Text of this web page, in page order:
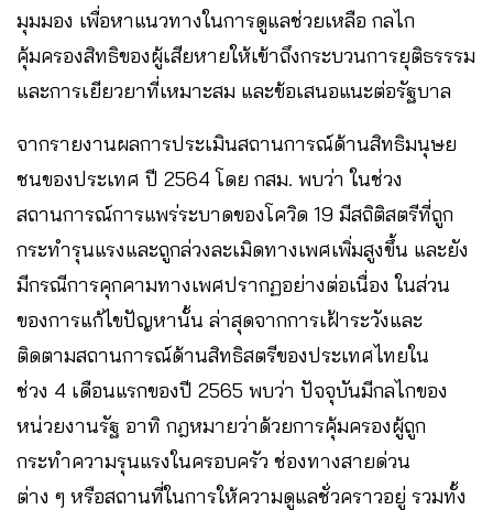
มุมมอง เพื่อหาแนวทางในการดูแลช่วยเหลือ กลไก
คุ้มครองสิทธิของผู้เสียหายให้เข้าถึงกระบวนการยุติธรรรม
และการเยียวยาที่เหมาะสม และข้อเสนอแนะต่อรัฐบาล
จากรายงานผลการประเมินสถานการณ์ด้านสิทธิมนุษย
ชนของประเทศ ปี 2564 โดย กสม. พบว่า ในช่วง
สถานการณ์การแพร่ระบาดของโควิด 19 มีสถิติสตรีที่ถูก
กระทำรุนแรงและถูกล่วงละเมิดทางเพศเพิ่มสูงขึ้น และยัง
มีกรณีการคุกคามทางเพศปรากฏอย่างต่อเนื่อง ในส่วน
ของการแก้ไขปัญหานั้น ล่าสุดจากการเฝ้าระวังและ
ติดตามสถานการณ์ด้านสิทธิสตรีของประเทศไทยใน
ช่วง 4 เดือนแรกของปี 2565 พบว่า ปัจจุบันมีกลไกของ
หน่วยงานรัฐ อาทิ กฎหมายว่าด้วยการคุ้มครองผู้ถูก
กระทำความรุนแรงในครอบครัว ช่องทางสายด่วน
ต่าง ๆ หรือสถานที่ในการให้ความดูแลชั่วคราวอยู่ รวมทั้ง